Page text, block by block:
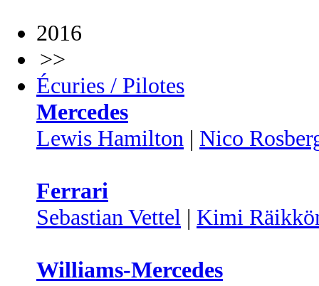
2016
>>
Écuries / Pilotes
Mercedes
Lewis Hamilton | Nico
Ferrari
Sebastian Vettel | Kimi
Williams-Mercedes